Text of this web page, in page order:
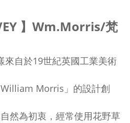
】Wm.Morris/梵
來自於19世紀英國工業美術
Morris」的設計創
然為初衷，經常使用花野草